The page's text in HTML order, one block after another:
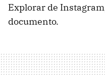
Explorar de
documento.